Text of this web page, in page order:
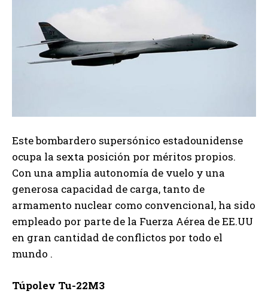
Este bombardero supersónico estadounidense
ocupa la sexta posición por méritos propios.
Con una amplia autonomía de vuelo y una
generosa capacidad de carga, tanto de
armamento nuclear como convencional, ha sido
empleado por parte de la Fuerza Aérea de EE.UU
en gran cantidad de conflictos por todo el
mundo .
Túpolev Tu-22M3